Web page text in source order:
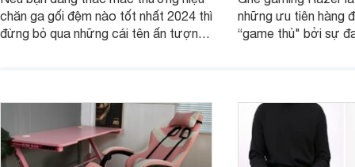
chăn ga gối đệm nào tốt nhất 2024 thì
đừng bỏ qua những cái tên ấn tượng
ưu điểm của từng thương hiệu chăn
ga gối đệm để biết tại sao nên mua
nhé!
những ưu tiên hàng
“game thủ" bởi sự